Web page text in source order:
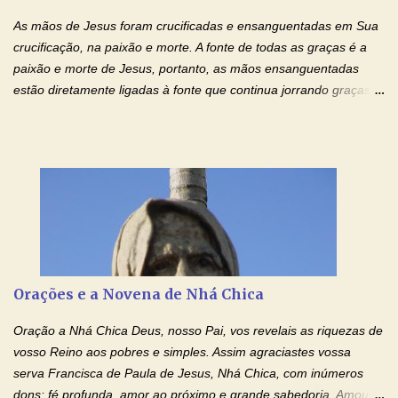
As mãos de Jesus foram crucificadas e ensanguentadas em Sua
crucificação, na paixão e morte. A fonte de todas as graças é a
paixão e morte de Jesus, portanto, as mãos ensanguentadas
estão diretamente ligadas à fonte que continua jorrando graças
ensanguentadas, chagadas e abertas, sobre mim, neste
momento. Sinto-me completamente sem forças para prosseguir,
carregando as minhas cruzes. Preciso que a força e o poder de
Tuas Mãos, que suportaram a mais profunda dor ao serem
pregadas na Cruz, reergam-me e curem-me agora. Jesus, não
peço somente por mim, mas também por todos aqueles que mais
amo. Nós precisamos desesperadamente de cura física e
espiritual, através do toque consolador de tuas Mãos
ensanguentadas e infinitamente poderosas. Eu reconheço,
apesar de toda a minha limitação e da infinidade dos meus ...
Orações e a Novena de Nhá Chica
Oração a Nhá Chica Deus, nosso Pai, vos revelais as riquezas de
vosso Reino aos pobres e simples. Assim agraciastes vossa
serva Francisca de Paula de Jesus, Nhá Chica, com inúmeros
dons: fé profunda, amor ao próximo e grande sabedoria. Amou a